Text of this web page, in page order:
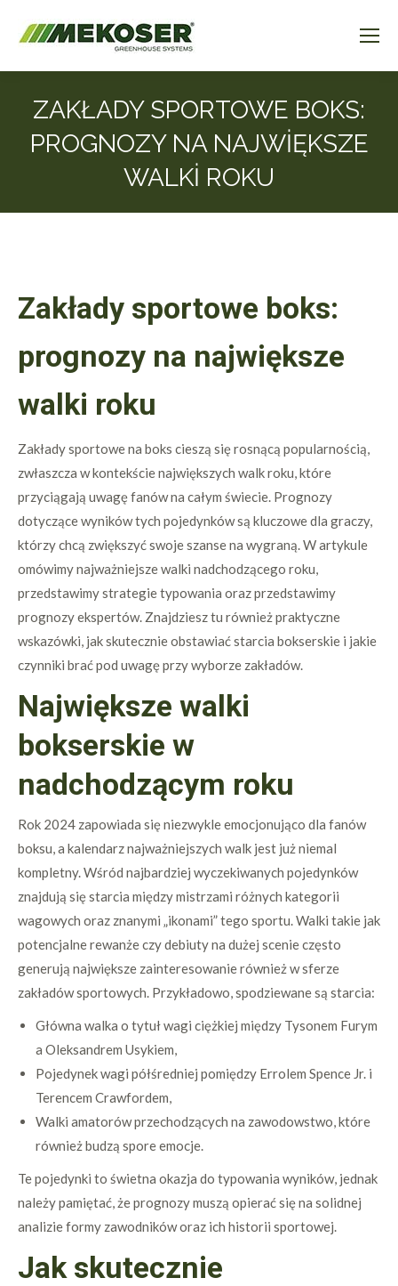
ZAKŁADY SPORTOWE BOKS:
PROGNOZY NA NAJWIĘKSZE
WALKI ROKU
Zakłady sportowe boks:
prognozy na największe
walki roku
Zakłady sportowe na boks cieszą się rosnącą popularnością,
zwłaszcza w kontekście największych walk roku, które
przyciągają uwagę fanów na całym świecie. Prognozy
dotyczące wyników tych pojedynków są kluczowe dla graczy,
którzy chcą zwiększyć swoje szanse na wygraną. W artykule
omówimy najważniejsze walki nadchodzącego roku,
przedstawimy strategie typowania oraz przedstawimy
prognozy ekspertów. Znajdziesz tu również praktyczne
wskazówki, jak skutecznie obstawiać starcia bokserskie i jakie
czynniki brać pod uwagę przy wyborze zakładów.
Największe walki
bokserskie w
nadchodzącym roku
Rok 2024 zapowiada się niezwykle emocjonująco dla fanów
boksu, a kalendarz najważniejszych walk jest już niemal
kompletny. Wśród najbardziej wyczekiwanych pojedynków
znajdują się starcia między mistrzami różnych kategorii
wagowych oraz znanymi „ikonami” tego sportu. Walki takie jak
potencjalne rewanże czy debiuty na dużej scenie często
generują największe zainteresowanie również w sferze
zakładów sportowych. Przykładowo, spodziewane są starcia:
Główna walka o tytuł wagi ciężkiej między Tysonem Furym
a Oleksandrem Usykiem,
Pojedynek wagi półśredniej pomiędzy Errolem Spence Jr. i
Terencem Crawfordem,
Walki amatorów przechodzących na zawodowstwo, które
również budzą spore emocje.
Te pojedynki to świetna okazja do typowania wyników, jednak
należy pamiętać, że prognozy muszą opierać się na solidnej
analizie formy zawodników oraz ich historii sportowej.
Jak skutecznie